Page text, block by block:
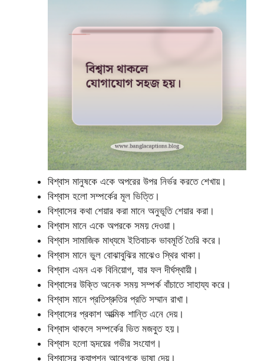
বিশ্বাস মানুষকে একে অপরের উপর নির্ভর করতে শেখায়।
বিশ্বাস হলো সম্পর্কের মূল ভিত্তি।
বিশ্বাসের কথা শেয়ার করা মানে অনুভূতি শেয়ার করা।
বিশ্বাস মানে একে অপরকে সময় দেওয়া।
বিশ্বাস সামাজিক মাধ্যমে ইতিবাচক ভাবমূর্তি তৈরি করে।
বিশ্বাস মানে ভুল বোঝাবুঝির মাঝেও স্থির থাকা।
বিশ্বাস এমন এক বিনিয়োগ, যার ফল দীর্ঘস্থায়ী।
বিশ্বাসের উক্তি অনেক সময় সম্পর্ক বাঁচাতে সাহায্য করে।
বিশ্বাস মানে প্রতিশ্রুতির প্রতি সম্মান রাখা।
বিশ্বাসের প্রকাশ আত্মিক শান্তি এনে দেয়।
বিশ্বাস থাকলে সম্পর্কের ভিত মজবুত হয়।
বিশ্বাস হলো হৃদয়ের গভীর সংযোগ।
বিশ্বাসের ক্যাপশন আবেগকে ভাষা দেয়।